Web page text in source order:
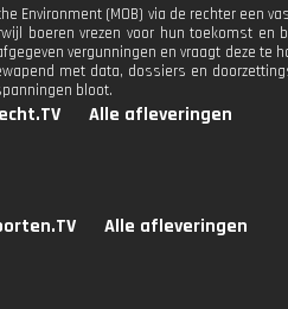
Environment (MOB) via de rechter een
boeren vrezen voor hun toekomst en
vergunningen en vraagt deze te
met data, dossiers en
bloot.
Alle afleveringen
Alle afleveringen